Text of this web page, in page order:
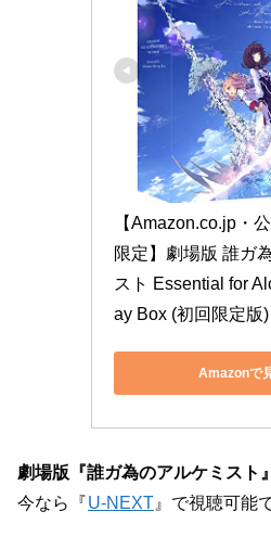
【Amazon.co.jp・
限定】劇場版 誰ガ
スト Essential for
ay Box (初回限定版)
Amazonで
劇場版『誰ガ為のアルケミスト』
今なら『 U-NEXT』で視聴可能